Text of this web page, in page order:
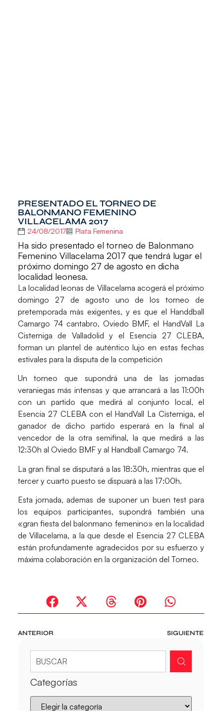
PRESENTADO EL TORNEO DE
BALONMANO FEMENINO
VILLACELAMA 2017
24/08/2017 Plata Femenina
Ha sido presentado el torneo de Balonmano
Femenino Villacelama 2017 que tendrá lugar el
próximo domingo 27 de agosto en dicha
localidad leonesa.
La localidad leonas de Villacelama acogerá el próximo
domingo 27 de agosto uno de los torneo de
pretemporada más exigentes, y es que el Handdball
Camargo 74 cantabro, Oviedo BMF, el HandVall La
Cisterniga de Valladolid y el Esencia 27 CLEBA,
forman un plantel de auténtico lujo en estas fechas
estivales para la disputa de la competición
Un torneo que supondrá una de las jornadas
veraniegas más intensas y que arrancará a las 11:00h
con un partido que medirá al conjunto local, el
Esencia 27 CLEBA con el HandVall La Cisterniga, el
ganador de dicho partido esperará en la final al
vencedor de la otra semifinal, la que medirá a las
12:30h al Oviedo BMF y al Handball Camargo 74.
La gran final se disputará a las 18:30h, mientras que el
tercer y cuarto puesto se dispuará a las 17:00h.
Esta jornada, ademas de suponer un buen test para
los equipos participantes, supondrá también una
«gran fiesta del balonmano femenino» en la localidad
de Villacelama, a la que desde el Esencia 27 CLEBA
están profundamente agradecidos por su esfuerzo y
máxima colaboración en la organización del Torneo.
ANTERIOR SIGUIENTE
Categorías